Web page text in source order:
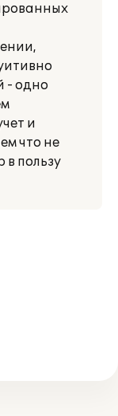
- одно
и
что не
в пользу